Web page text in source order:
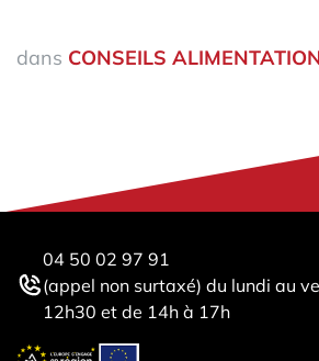
dans CONSEILS
04 50 02 97 91
(appel non surtaxé) du lundi au
12h30 et de 14h à 17h